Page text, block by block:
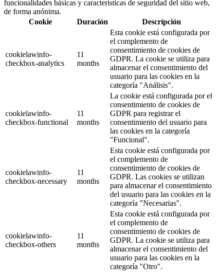
funcionalidades básicas y características de seguridad del sitio web,
de forma anónima.
Cookie
Duración Descripción
cookielawinfo-
checkbox-analytics
11
months
Esta cookie está configurada por
el complemento de
consentimiento de cookies de
GDPR. La cookie se utiliza para
almacenar el consentimiento del
usuario para las cookies en la
categoría "Análisis".
cookielawinfo-
checkbox-functional
11
months
La cookie está configurada por el
consentimiento de cookies de
GDPR para registrar el
consentimiento del usuario para
las cookies en la categoría
"Funcional".
cookielawinfo-
checkbox-necessary
11
months
Esta cookie está configurada por
el complemento de
consentimiento de cookies de
GDPR. Las cookies se utilizan
para almacenar el consentimiento
del usuario para las cookies en la
categoría "Necesarias".
cookielawinfo-
checkbox-others
11
months
Esta cookie está configurada por
el complemento de
consentimiento de cookies de
GDPR. La cookie se utiliza para
almacenar el consentimiento del
usuario para las cookies en la
categoría "Otro".